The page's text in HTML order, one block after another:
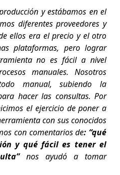
y estábamos en el
diferentes proveedores y
ellos era el precio y el otro
plataformas, pero lograr
no es fácil a nivel
manuales. Nosotros
manual, subiendo la
hacer las consultas. Por
el ejercicio de poner a
con sus conocidos
con comentarios de: “qué
y qué fácil es tener el
nos ayudó a tomar